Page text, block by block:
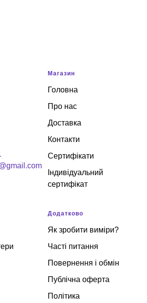
Магазин
Головна
Про нас
Доставка
Контакти
Сертифікати
Індивідуальний
сертифікат
Додатково
Як зробити виміри?
Часті питання
Повернення і обмін
Публічна оферта
Політика